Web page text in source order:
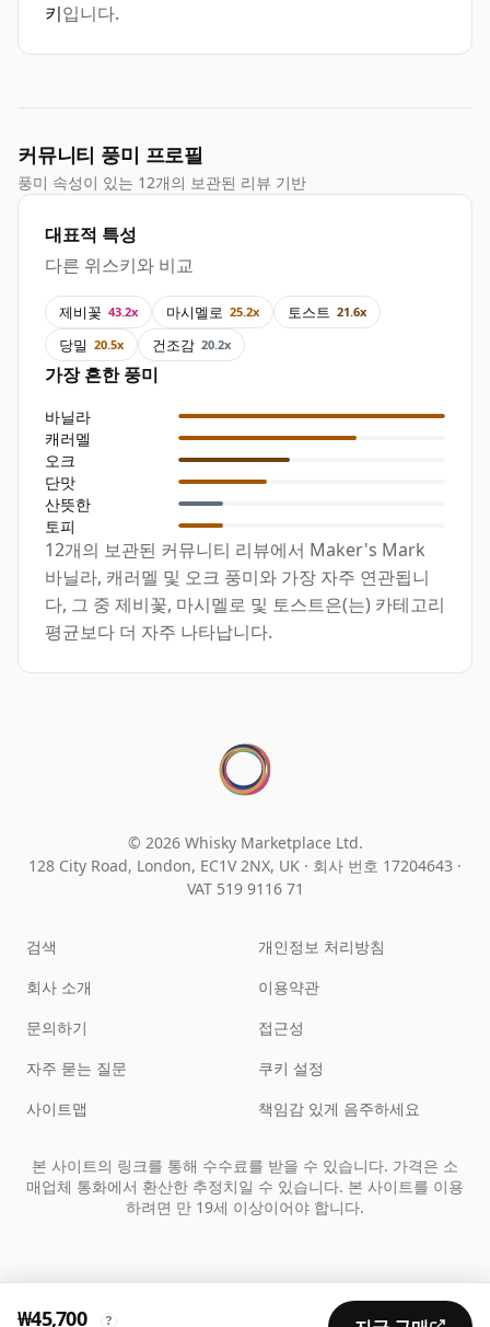
키입니다.
커뮤니티 풍미 프로필
풍미 속성이 있는 12개의 보관된 리뷰 기반
대표적 특성
다른 위스키와 비교
제비꽃 43.2x 마시멜로 25.2x 토스트 21.6x
당밀 20.5x 건조감 20.2x
가장 흔한 풍미
바닐라
캐러멜
오크
단맛
산뜻한
토피
12개의 보관된 커뮤니티 리뷰에서 Maker's Mark
바닐라, 캐러멜 및 오크 풍미와 가장 자주 연관됩니
다, 그 중 제비꽃, 마시멜로 및 토스트은(는) 카테고리
평균보다 더 자주 나타납니다.
₩45,700 ?
© 2026 Whisky Marketplace Ltd.
128 City Road, London, EC1V 2NX, UK · 회사 번호 17204643 ·
VAT 519 9116 71
검색
회사 소개
문의하기
자주 묻는 질문
사이트맵
개인정보 처리방침
이용약관
접근성
쿠키 설정
책임감 있게 음주하세요
본 사이트의 링크를 통해 수수료를 받을 수 있습니다. 가격은 소
매업체 통화에서 환산한 추정치일 수 있습니다. 본 사이트를 이용
하려면 만 19세 이상이어야 합니다.